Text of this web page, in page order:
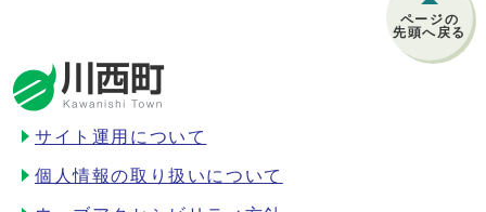
ページの
先頭へ戻る
サイト運用について
個人情報の取り扱いについて